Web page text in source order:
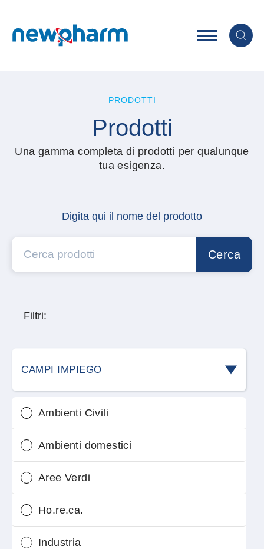
PRODOTTI
Prodotti
Una gamma completa di prodotti per qualunque
tua esigenza.
Digita qui il nome del prodotto
Cerca
Filtri:
CAMPI IMPIEGO
Ambienti Civili
Ambienti domestici
Aree Verdi
Ho.re.ca.
Industria